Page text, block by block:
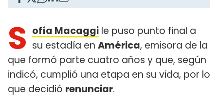
S ofía Macaggi le puso punto final a
su estadía en América, emisora de la
que formó parte cuatro años y que, según
indicó, cumplió una etapa en su vida, por lo
que decidió renunciar.